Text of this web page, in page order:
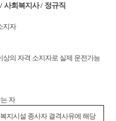
/사회복지사/ 정규직
지자
상의 자격 소지자로 실제 운전가능
자
지시설 종사자 결격사유에 해당